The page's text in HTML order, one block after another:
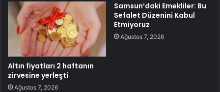
Altın fiyatları 2 haftanın
zirvesine yerleşti
Ağustos 7, 2026
Samsun’daki Emekliler: Bu
Sefalet Düzenini Kabul
Etmiyoruz
Ağustos 7, 2026